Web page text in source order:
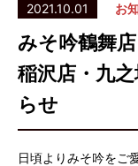
2021.10.01 お
みそ吟鶴舞
稲沢店・九
らせ
日頃よりみそ吟をご